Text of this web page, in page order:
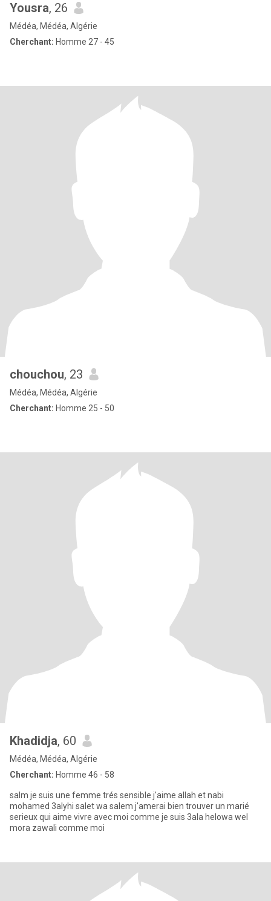
Yousra, 26
Médéa, Médéa, Algérie
Cherchant: Homme 27 - 45
chouchou, 23
Médéa, Médéa, Algérie
Cherchant: Homme 25 - 50
Khadidja, 60
Médéa, Médéa, Algérie
Cherchant: Homme 46 - 58
salm je suis une femme trés sensible j'aime allah et nabi
mohamed 3alyhi salet wa salem j'amerai bien trouver un marié
serieux qui aime vivre avec moi comme je suis 3ala helowa wel
mora zawali comme moi